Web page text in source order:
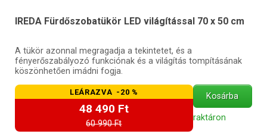
IREDA Fürdőszobatükör LED világítással 70 x 50 cm
A tükör azonnal megragadja a tekintetet, és a
fényerőszabályozó funkciónak és a világítás tompításának
köszönhetően imádni fogja.
LEÁRAZVA -20 %
48 490 Ft
60 990 Ft
Kosárba
raktáron